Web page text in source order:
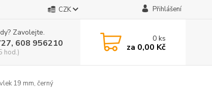
CZK Přihlášení
Zavolejte.
608 956210
hod.)
0ks
za 0,00 Kč
19 mm, černý